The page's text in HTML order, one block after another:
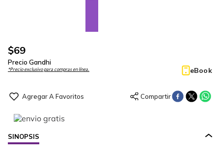
$69
Precio Gandhi
*Precio exclusivo para compras en línea. eBook
SINOPSIS